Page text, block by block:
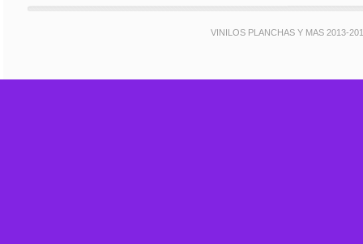
VINILOS PLANCHAS Y MAS 2013-